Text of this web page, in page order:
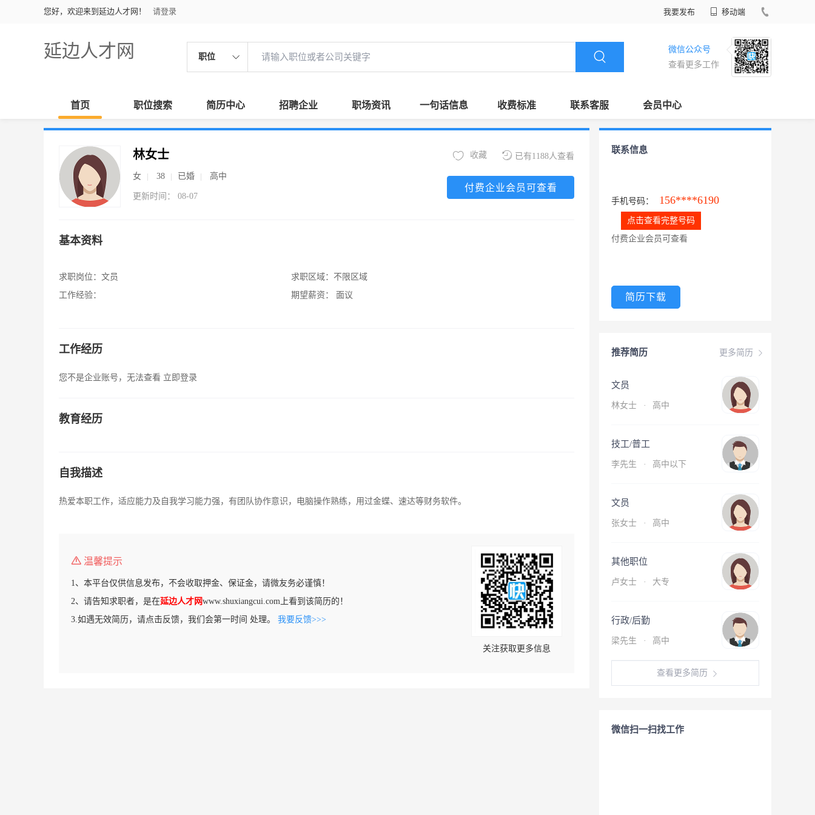
您好，欢迎来到延边人才网！ 请登录 我要发布 移动端
延边人才网 职位
微信公众号
查看更多工作
首页 职位搜索 简历中心 招聘企业 职场资讯 一句话信息 收费标准 联系客服 会员中心
林女士
女 38 已婚 高中
更新时间： 08-07
已有1188人查看
收藏
付费企业会员可查看
基本资料
求职岗位： 文员
工作经验：
求职区域： 不限区域
期望薪资：
面议
工作经历
您不是企业账号，无法查看 立即登录
教育经历
自我描述
热爱本职工作，适应能力及自我学习能力强，有团队协作意识，电脑操作熟练，用过金蝶、速达等财务软件。
温馨提示
1、本平台仅供信息发布，不会收取押金、保证金，请微友务必谨慎！
2、请告知求职者，是在延边人才网www.shuxiangcui.com上看到该简历的！
3.如遇无效简历，请点击反馈，我们会第一时间 处理。 我要反馈>>>
关注获取更多信息
联系信息
手机号码： 156****6190
点击查看完整号码
付费企业会员可查看
简历下载
更多简历
推荐简历
文员
林女士 · 高中
技工/普工
李先生 · 高中以下
文员
张女士 · 高中
其他职位
卢女士 · 大专
行政/后勤
梁先生 · 高中
查看更多简历
微信扫一扫找工作